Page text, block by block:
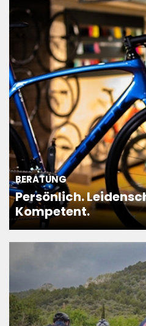
BERATUNG
Persönlich.
Kompetent.